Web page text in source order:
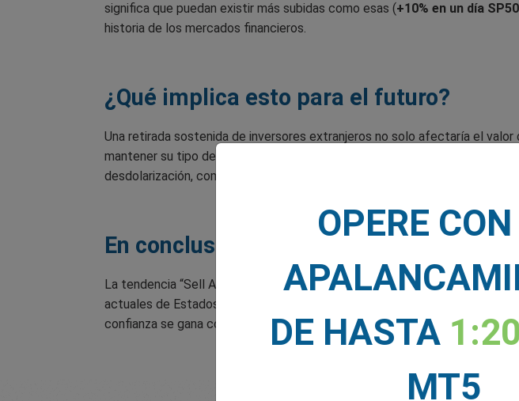
significa que puedan existir más subidas como esas (+10% en un día
historia de los mercados financieros.
¿Qué implica esto para el futuro?
Una retirada sostenida de inversores extranjeros no solo afectaría el valor
mantener su tipo de cambio y conservar el dólar como moneda de
desdolarización, como ya lo están haciendo China y Rusia.
En conclusión: ¿Es el principio del fin
La tendencia “Sell America” podría no ser un simple episodio pasajero,
actuales de Estados Unidos. Aunque aún es pronto para declarar una
confianza se gana con estabilidad y visión de largo plazo, no con decisiones
OPERE
DE HASTA
MT5